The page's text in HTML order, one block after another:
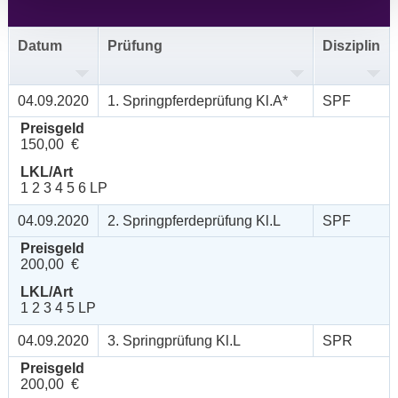
Datum Prüfung Disziplin
04.09.2020 1. Springpferdeprüfung Kl.A*
SPF
Preisgeld
150,00 €
LKL/Art
1 2 3 4 5 6 LP
04.09.2020 2. Springpferdeprüfung Kl.L
SPF
Preisgeld
200,00 €
LKL/Art
1 2 3 4 5 LP
04.09.2020 3. Springprüfung Kl.L
SPR
Preisgeld
200,00 €